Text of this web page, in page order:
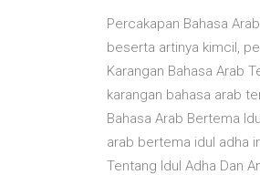
Percakapan Bahasa
beserta artinya kimcil,
Karangan Bahasa Arab
karangan bahasa arab
Bahasa Arab Bertema
arab bertema idul adha
Tentang Idul Adha Dan